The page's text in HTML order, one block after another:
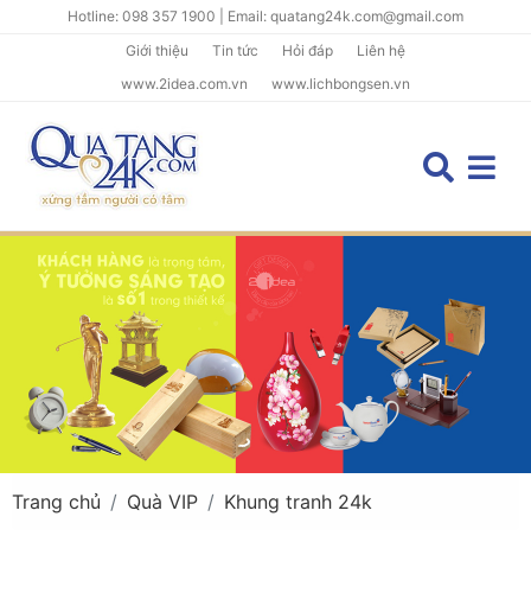
Hotline: 098 357 1900 | Email: quatang24k.com@gmail.com
Giới thiệu
Tin tức Hỏi đáp
Liên hệ
www.2idea.com.vn
www.lichbongsen.vn
Trang chủ Quà VIP Khung tranh 24k